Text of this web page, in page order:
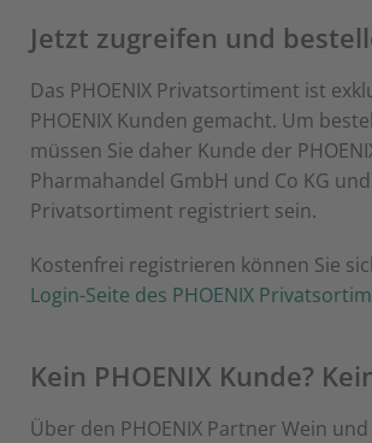
Jetzt zugreifen und
Das PHOENIX Privatsortiment ist
PHOENIX Kunden gemacht. Um
müssen Sie daher Kunde der
Pharmahandel GmbH und Co KG und
Privatsortiment registriert sein.
Kostenfrei registrieren können Sie
Login-Seite des PHOENIX
Kein PHOENIX Kunde?
Über den PHOENIX Partner Wein